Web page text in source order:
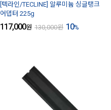
[텍라인/TECLINE] 알루미늄 싱글탱크
어댑터 225g
117,000원 130,000원 10%